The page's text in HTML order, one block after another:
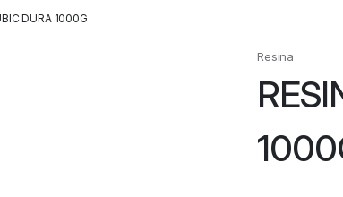
DURA 1000G
Resina